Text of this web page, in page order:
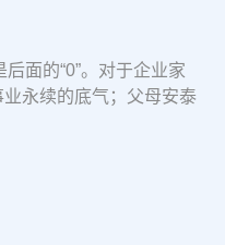
面的“0”。对于企业家
永续的底气；父母安泰